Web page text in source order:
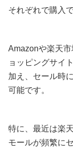
それぞれで購入
Amazonや楽天
ョッピングサイ
加え、セール時
可能です。
特に、最近は楽
モールが頻繁に